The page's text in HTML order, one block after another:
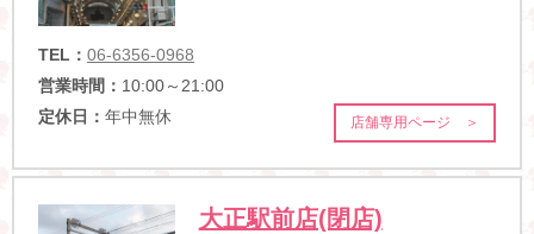
TEL： 06-6356-0968
営業時間： 10:00～21:00
定休日： 年中無休 店舗専用ページ ＞
大正駅前店(閉店)